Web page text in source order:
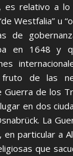
es relativo a lo
Westfalia” u
en 1648 y
de las
de los
en dos
La
particular a
que